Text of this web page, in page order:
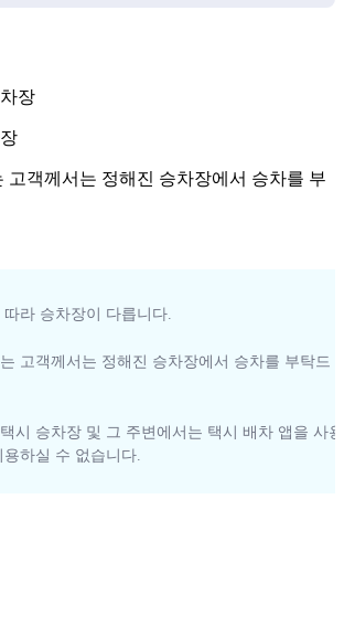
장
고객께서는 정해진 승차장에서 승차를 부
라 승차장이 다릅니다.
고객께서는 정해진 승차장에서 승차를 부탁드
시 승차장 및 그 주변에서는 택시 배차 앱을 사용
하실 수 없습니다.